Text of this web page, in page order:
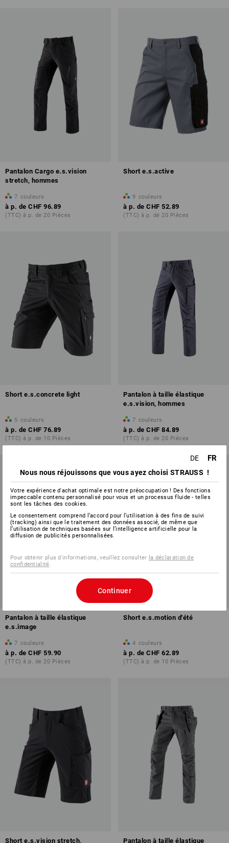
Pantalon Cargo e.s.vision
stretch, hommes
7 couleurs
à p. de CHF 96.89
(TTC) à p. de 20 Pièces
Short e.s.active
9 couleurs
à p. de CHF 52.89
(TTC) à p. de 20 Pièces
Short e.s.concrete light
5 couleurs
à p. de CHF 76.89
(TTC) à p. de 10 Pièces
Pantalon à taille élastique
e.s.vision, hommes
7 couleurs
à p. de CHF 84.89
(TTC) à p. de 20 Pièces
Pantalon à taille élastique
e.s.image
7 couleurs
à p. de CHF 59.90
(TTC) à p. de 20 Pièces
Short e.s.motion d'été
4 couleurs
à p. de CHF 62.89
(TTC) à p. de 10 Pièces
Short e.s.vision stretch, Pantalon à taille élastique
DE FR
Nous nous réjouissons que vous ayez choisi STRAUSS !
Votre expérience d'achat optimale est notre préoccupation ! Des fonctions
impeccable contenu personnalisé pour vous et un processus fluide - telles
sont les tâches des cookies.
Le consentement comprend l’accord pour l’utilisation à des fins de suivi
(tracking) ainsi que le traitement des données associé, de même que
l’utilisation de techniques basées sur l’intelligence artificielle pour la
diffusion de publicités personnalisées.
Pour obtenir plus d'informations, veuillez consulter la déclaration de
confidentialité
Continuer